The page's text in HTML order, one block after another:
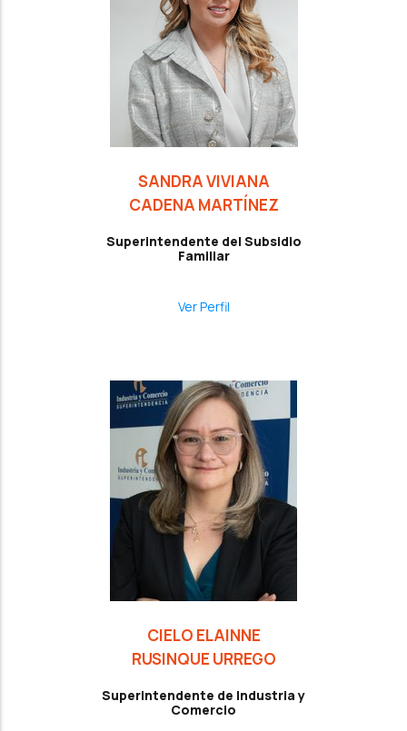
SANDRA VIVIANA
CADENA MARTÍNEZ
Superintendente del Subsidio
Familiar
Ver Perfil
CIELO ELAINNE
RUSINQUE URREGO
Superintendente de Industria y
Comercio